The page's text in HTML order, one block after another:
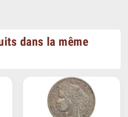
dans la même